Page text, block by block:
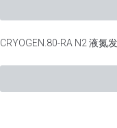
CRYOGEN.80-RA N2 液氮